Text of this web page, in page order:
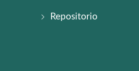
Repositorio